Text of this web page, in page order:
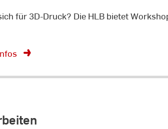
für 3D-Druck? Die HLB bietet